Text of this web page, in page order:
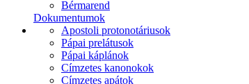
Bérmarend
Dokumentumok
Apostoli protonotáriusok
Pápai prelátusok
Pápai káplánok
Címzetes kanonokok
Címzetes apátok